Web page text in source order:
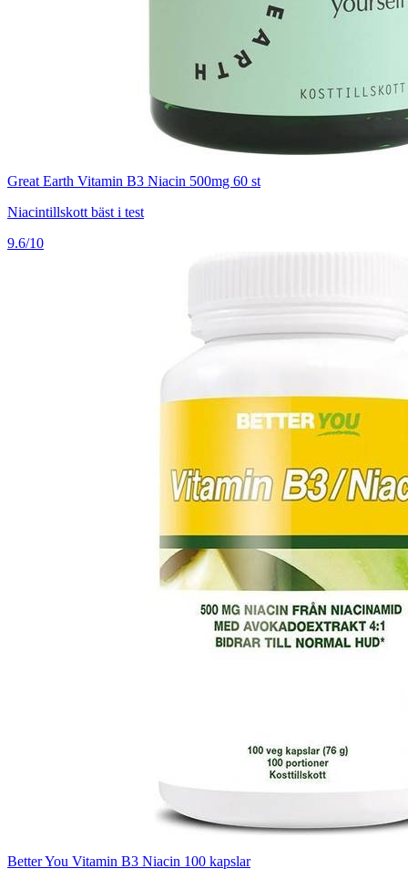
Great Earth Vitamin B3 Niacin 500mg 60 st
Niacintillskott bäst i test
9.6/10
Better You Vitamin B3 Niacin 100 kapslar